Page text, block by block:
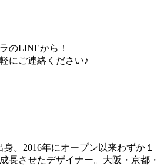
のLINEから！
にご連絡ください♪
身。2016年にオープン以来わずか１
長させたデザイナー。大阪・京都・